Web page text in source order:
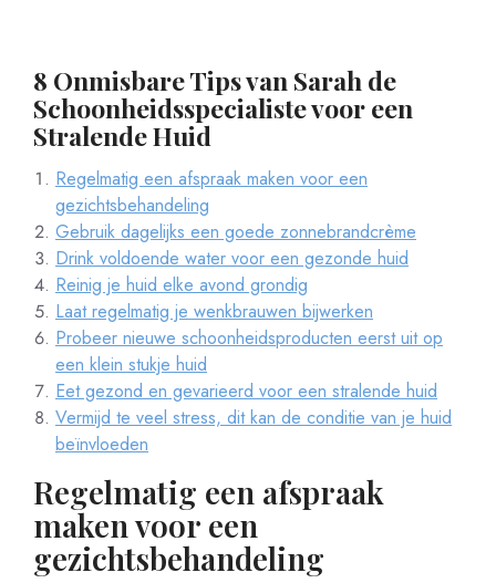
8 Onmisbare Tips van Sarah de
Schoonheidsspecialiste voor een
Stralende Huid
Regelmatig een afspraak maken voor een
gezichtsbehandeling
Gebruik dagelijks een goede zonnebrandcrème
Drink voldoende water voor een gezonde huid
Reinig je huid elke avond grondig
Laat regelmatig je wenkbrauwen bijwerken
Probeer nieuwe schoonheidsproducten eerst uit op
een klein stukje huid
Eet gezond en gevarieerd voor een stralende huid
Vermijd te veel stress, dit kan de conditie van je huid
beïnvloeden
Regelmatig een afspraak
maken voor een
gezichtsbehandeling